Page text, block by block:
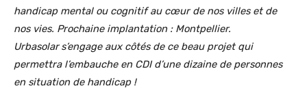
handicap mental ou cognitif au cœur de nos villes et de
nos vies. Prochaine implantation : Montpellier.
Urbasolar s’engage aux côtés de ce beau projet qui
permettra l’embauche en CDI d’une dizaine de personnes
en situation de handicap !